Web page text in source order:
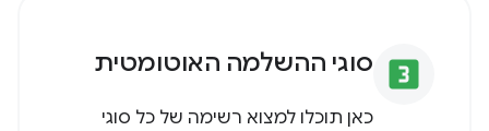
looks_3 סוגי ההשלמה האוטומטית
כאן תוכלו למצוא רשימה של כל סוגי